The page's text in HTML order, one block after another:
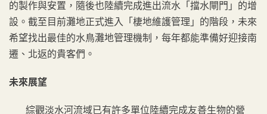
的製作與安置，隨後也陸續完成進出流水「擋水閘門」的增
設。截至目前灘地正式進入「棲地維護管理」的階段，未來
希望找出最佳的水鳥灘地管理機制，每年都能準備好迎接南
遷、北返的貴客們。
未來展望
綜觀淡水河流域已有許多單位陸續完成友善生物的營